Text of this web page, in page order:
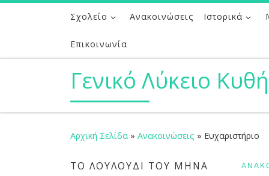
Μετάβαση στο περιεχόμενο
Σχολείο Ανακοινώσεις Ιστορικά
Επικοινωνία
Γενικό Λύκειο
Αρχική Σελίδα » Ανακοινώσεις » Ευχαριστήριο
ΤΟ ΛΟΥΛΟΎΔΙ ΤΟΥ ΜΉΝΑ